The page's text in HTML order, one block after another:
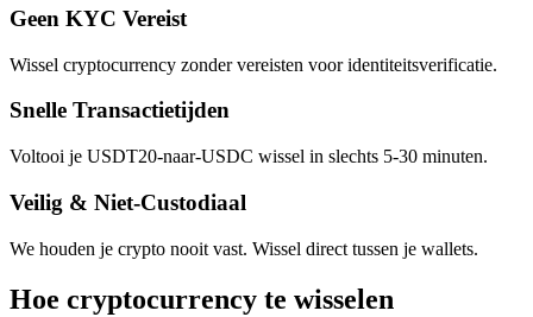
Geen KYC Vereist
Wissel cryptocurrency zonder vereisten voor identiteitsverificatie.
Snelle Transactietijden
Voltooi je USDT20-naar-USDC wissel in slechts 5-30 minuten.
Veilig & Niet-Custodiaal
We houden je crypto nooit vast. Wissel direct tussen je wallets.
Hoe cryptocurrency te wisselen